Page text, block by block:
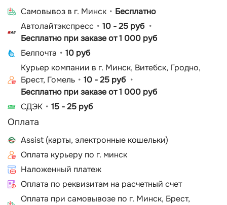
Cамовывоз в г. Минск
Бесплатно
Автолайтэкспресс
10 - 25 руб
Бесплатно при заказе от 1 000 руб
Белпочта
10 руб
Курьер компании в г. Минск, Витебск, Гродно,
Брест, Гомель
10 - 25 руб
Бесплатно при заказе от 1 000 руб
СДЭК
15 - 25 руб
Оплата
Assist (карты, электронные кошельки)
Оплата курьеру по г. минск
Наложенный платеж
Оплата по реквизитам на расчетный счет
Оплата при самовывозе по г. Минск, Брест,